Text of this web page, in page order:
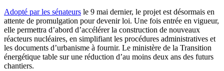
Adopté par les sénateurs le 9 mai dernier, le projet est désormais en
attente de promulgation pour devenir loi. Une fois entrée en vigueur,
elle permettra d’abord d’accélérer la construction de nouveaux
réacteurs nucléaires, en simplifiant les procédures administratives et
les documents d’urbanisme à fournir. Le ministère de la Transition
énergétique table sur une réduction d’au moins deux ans des futurs
chantiers.